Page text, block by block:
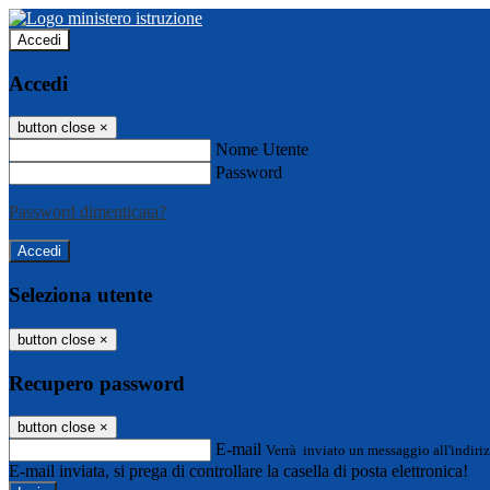
Accedi
Accedi
button close ×
Nome Utente
Password
Password dimenticata?
Seleziona utente
button close ×
Recupero password
button close ×
E-mail Verrà inviato un messaggio
E-mail inviata, si prega di controllare la casella di posta elettronica!